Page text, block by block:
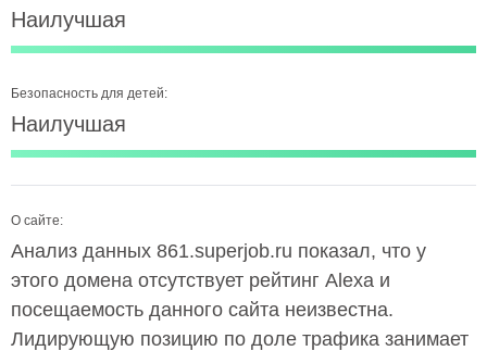
Наилучшая
Безопасность для детей:
Наилучшая
О сайте:
Анализ данных 861.superjob.ru показал, что у
этого домена отсутствует рейтинг Alexa и
посещаемость данного сайта неизвестна.
Лидирующую позицию по доле трафика занимает